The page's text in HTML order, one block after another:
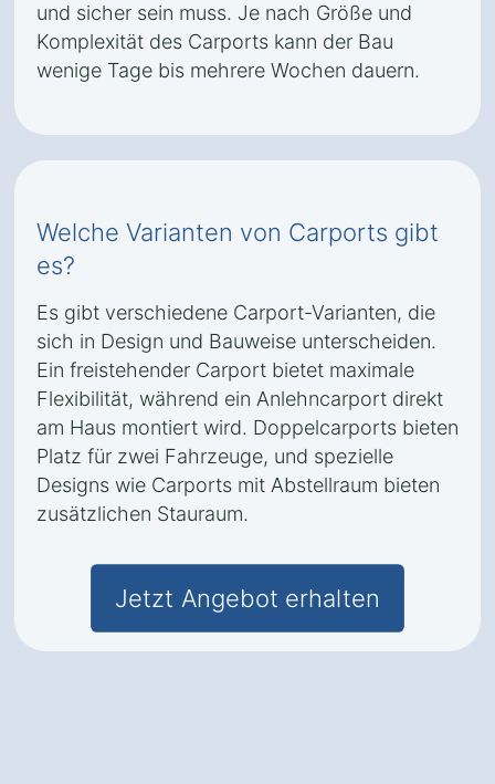
und sicher sein muss. Je nach Größe und
Komplexität des Carports kann der Bau
wenige Tage bis mehrere Wochen dauern.
Welche Varianten von Carports gibt
es?
Es gibt verschiedene Carport-Varianten, die
sich in Design und Bauweise unterscheiden.
Ein freistehender Carport bietet maximale
Flexibilität, während ein Anlehncarport direkt
am Haus montiert wird. Doppelcarports bieten
Platz für zwei Fahrzeuge, und spezielle
Designs wie Carports mit Abstellraum bieten
zusätzlichen Stauraum.
Jetzt Angebot erhalten